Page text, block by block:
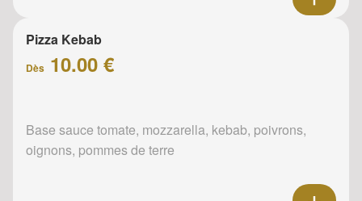
Pizza Kebab
Dès 10.00 €
Base sauce tomate, mozzarella, kebab, poivrons,
oignons, pommes de terre